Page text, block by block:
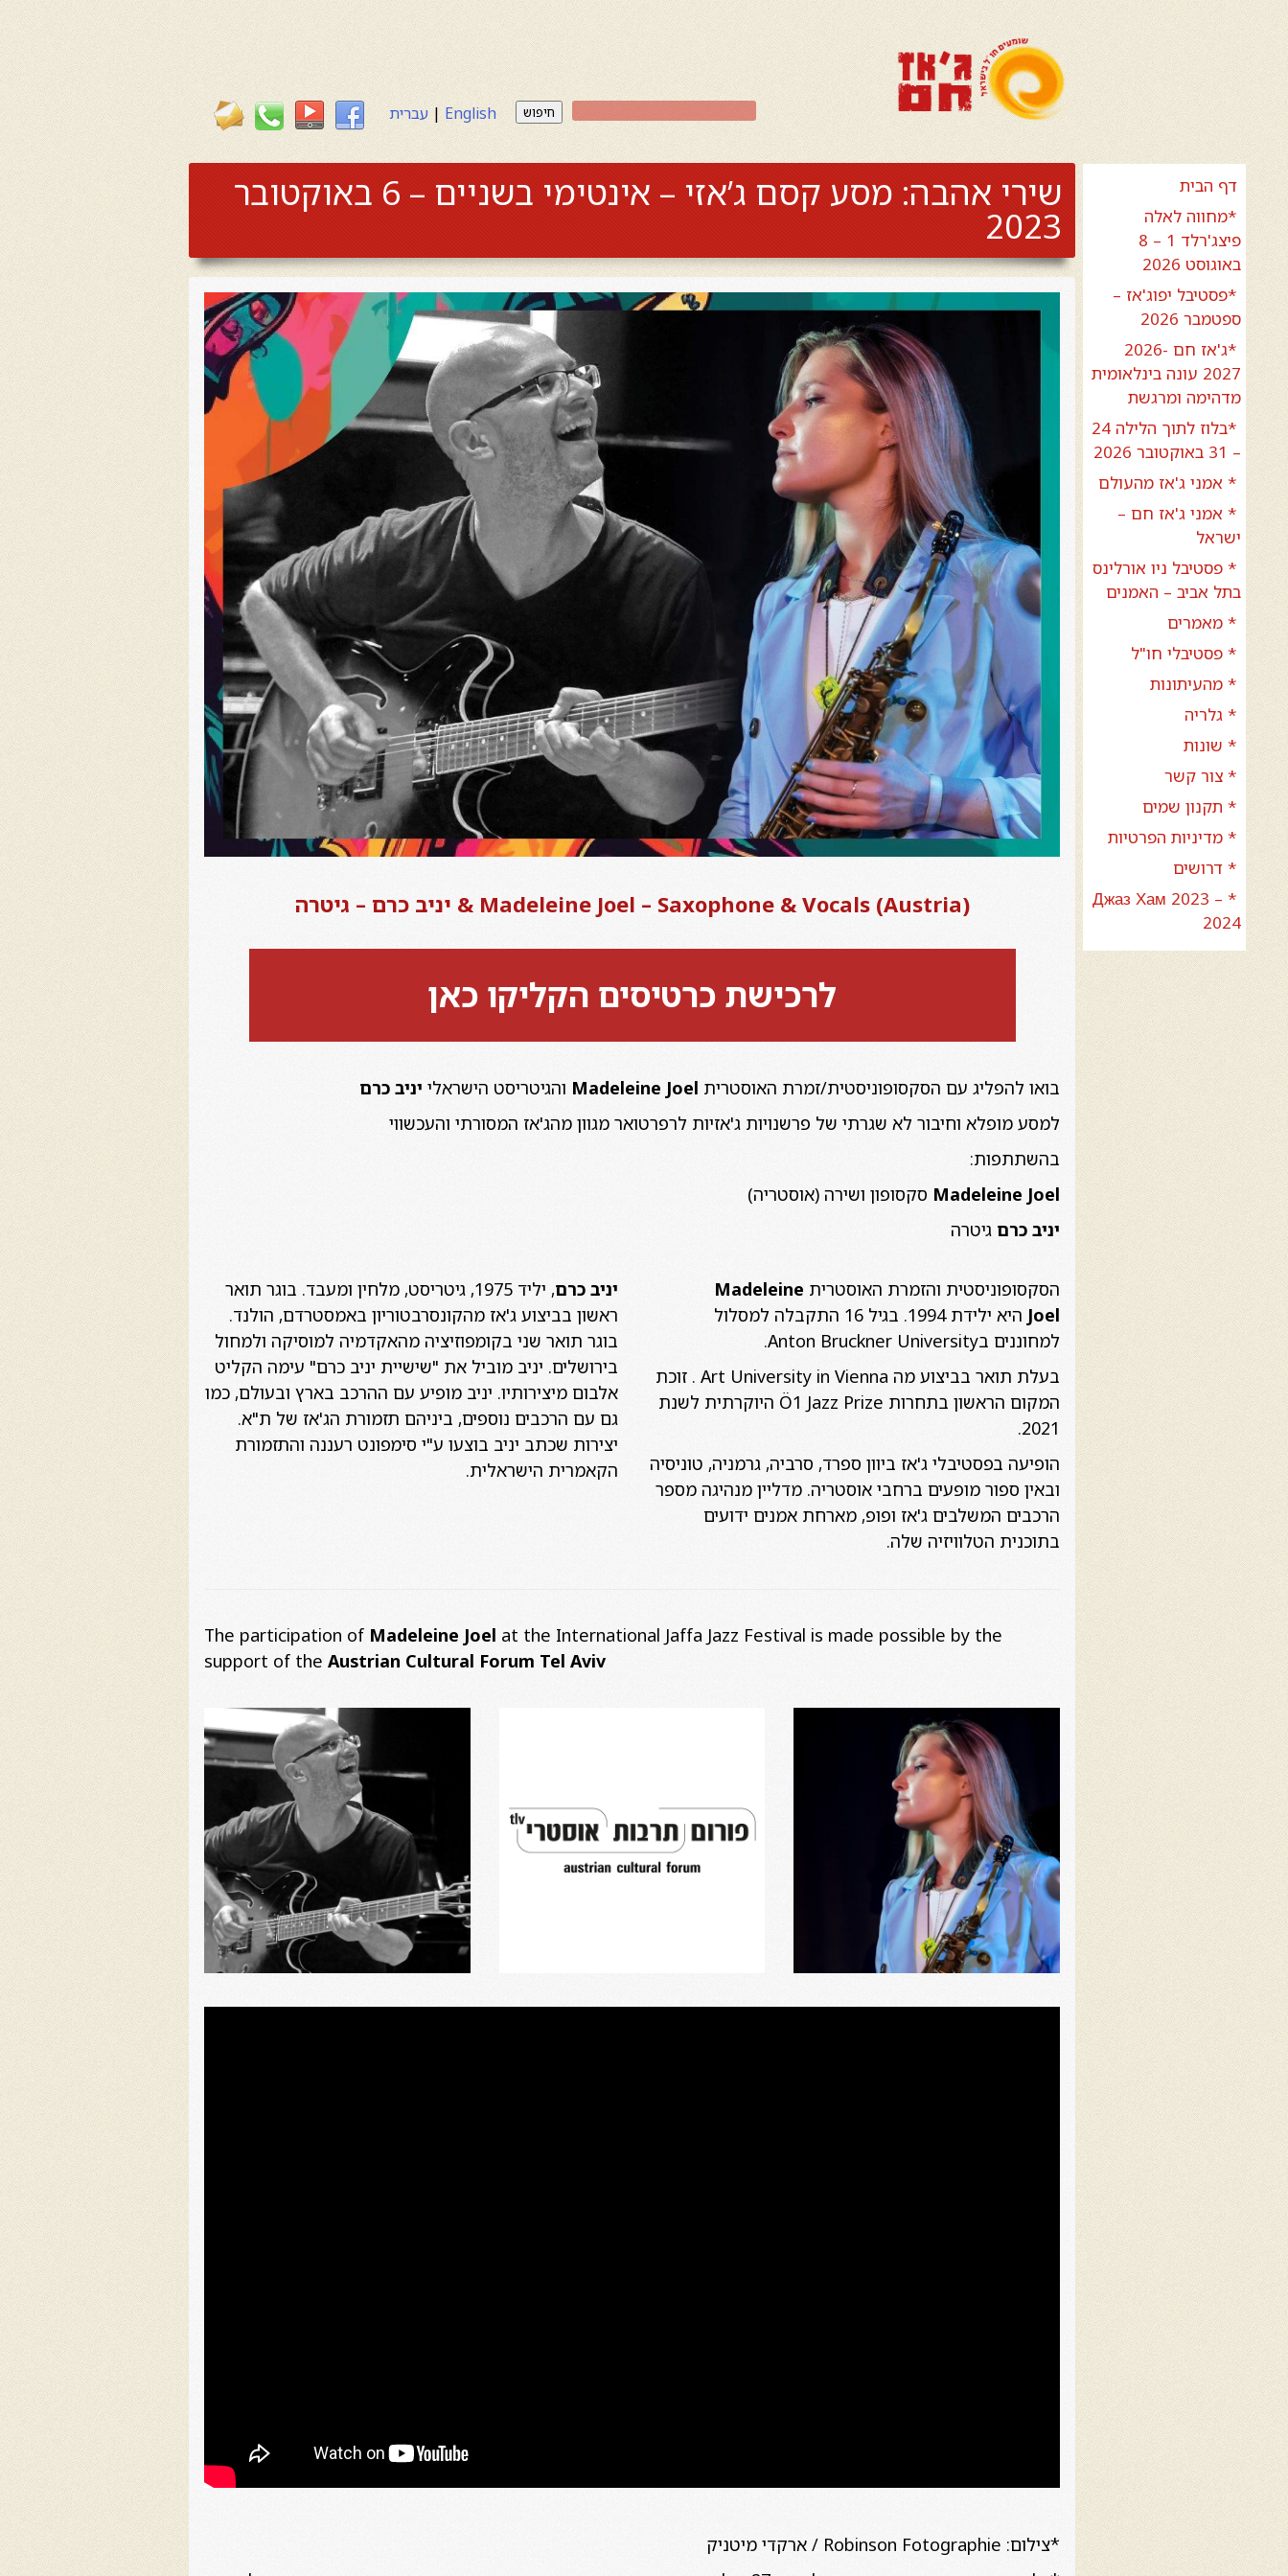
English
|עברית חיפוש
דף הבית
*מחווה לאלה
פיצג'רלד 1 – 8
באוגוסט 2026
*פסטיבל יפוג'אז –
ספטמבר 2026
*ג'אז חם 2026-
2027 עונה בינלאומית
מדהימה ומרגשת
*בלוז לתוך הלילה 24
– 31 באוקטובר 2026
* אמני ג'אז מהעולם
* אמני ג'אז חם –
ישראל
* פסטיבל ניו אורלינס
בתל אביב – האמנים
* מאמרים
* פסטיבלי חו"ל
* מהעיתונות
* גלריה
* שונות
* צור קשר
* תקנון שמים
* מדיניות הפרטיות
* דרושים
* Джаз Хам 2023 –
2024
שירי אהבה: מסע קסם ג’אזי – אינטימי בשניים – 6 באוקטובר
2023
Madeleine Joel – Saxophone & Vocals (Austria) & יניב כרם – גיטרה
לרכישת כרטיסים הקליקו כאן
בואו להפליג עם הסקסופוניסטית/זמרת האוסטרית Madeleine Joel והגיטריסט הישראלי יניב כרם
למסע מופלא וחיבור לא שגרתי של פרשנויות ג'אזיות לרפרטואר מגוון מהג'אז המסורתי והעכשווי
בהשתתפות:
Madeleine Joel
סקסופון ושירה (אוסטריה)
יניב כרם גיטרה
יניב כרם
, יליד 1975, גיטריסט, מלחין ומעבד. בוגר תואר
ראשון בביצוע ג'אז מהקונסרבטוריון באמסטרדם, הולנד.
בוגר תואר שני בקומפוזיציה מהאקדמיה למוסיקה ולמחול
בירושלים. יניב מוביל את "שישיית יניב כרם" עימה הקליט
אלבום מיצירותיו. יניב מופיע עם ההרכב בארץ ובעולם, כמו
גם עם הרכבים נוספים, ביניהם תזמורת הג'אז של ת"א.
יצירות שכתב יניב בוצעו ע"י סימפונט רעננה והתזמורת
הקאמרית הישראלית.
הסקסופוניסטית והזמרת האוסטרית Madeleine
Joel
היא ילידת 1994. בגיל 16 התקבלה למסלול
למחוננים בAnton Bruckner University.
בעלת תואר בביצוע מה Art University in Vienna . זוכת
המקום הראשון בתחרות Ö1 Jazz Prize היוקרתית לשנת
2021.
הופיעה בפסטיבלי ג'אז ביוון ספרד, סרביה, גרמניה, טוניסיה
ובאין ספור מופעים ברחבי אוסטריה. מדליין מנהיגה מספר
הרכבים המשלבים ג'אז ופופ, מארחת אמנים ידועים
בתוכנית הטלוויזיה שלה.
The participation of Madeleine Joel at the International Jaffa Jazz Festival is made possible by the
support of the Austrian Cultural Forum Tel Aviv
*צילום: Robinson Fotographie / ארקדי מיטניק